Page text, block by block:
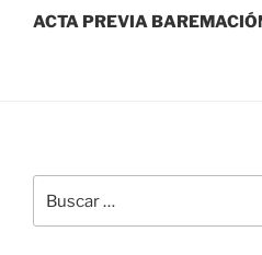
entrada
ACTA PREVIA
por: